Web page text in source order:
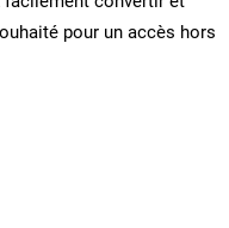
pour un accès hors